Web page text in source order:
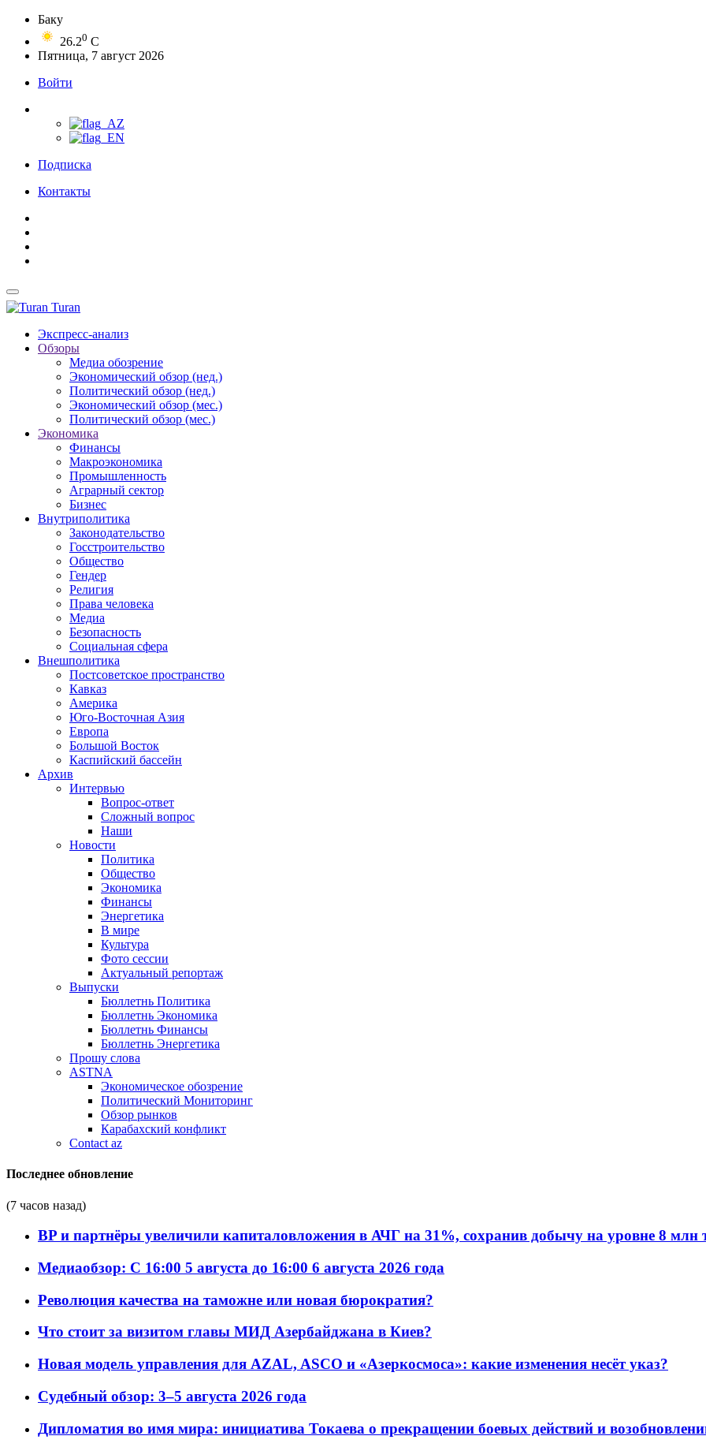
Баку
26.20 C
Пятница, 7 август 2026
Войти
Подписка
Контакты
Turan
Экспресс-анализ
Обзоры
Медиа обозрение
Экономический обзор (нед.)
Политический обзор (нед.)
Экономический обзор (мес.)
Политический обзор (мес.)
Экономика
Финансы
Макроэкономика
Промышленность
Аграрный сектор
Бизнес
Внутриполитика
Законодательство
Госстроительство
Общество
Гендер
Религия
Права человека
Медиа
Безопасность
Социальная сфера
Внешполитика
Постсоветское пространство
Кавказ
Америка
Юго-Восточная Азия
Европа
Большой Восток
Каспийский бассейн
Архив
Интервью
Вопрос-ответ
Сложный вопрос
Наши
Новости
Политика
Общество
Экономика
Финансы
Энергетика
В мире
Культура
Фото сессии
Актуальный репортаж
Выпуски
Бюллетнь Политика
Бюллетнь Экономика
Бюллетнь Финансы
Бюллетнь Энергетика
Прошу слова
ASTNA
Экономическое обозрение
Политический Мониторинг
Обзор рынков
Карабахский конфликт
Contact az
Последнее обновление
(7 часов назад)
BP и партнёры увеличили капиталовложения в АЧГ на 31%, сохранив добычу на уровне 8 млн
Медиаобзор: С 16:00 5 августа до 16:00 6 августа 2026 года
Революция качества на таможне или новая бюрократия?
Что стоит за визитом главы МИД Азербайджана в Киев?
Новая модель управления для AZAL, ASCO и «Азеркосмоса»: какие изменения несёт указ?
Судебный обзор: 3–5 августа 2026 года
Дипломатия во имя мира: инициатива Токаева о прекращении боевых действий и